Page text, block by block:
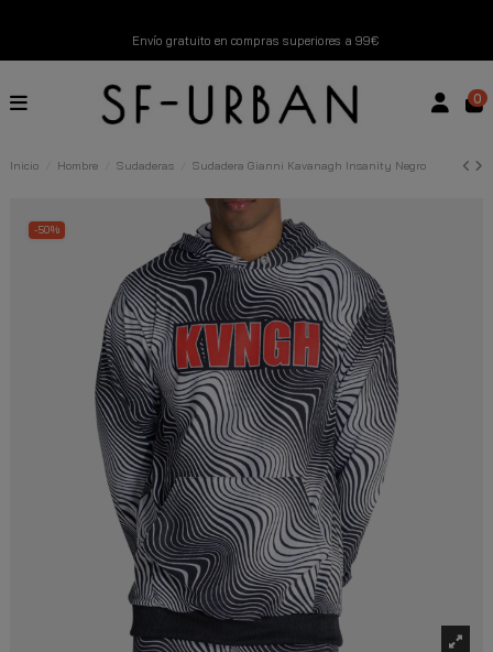
Nuevos productos disponibles esta semana
Descubre Nuestras Novedades
0
Inicio Hombre Sudaderas Sudadera Gianni Kavanagh Insanity Negro
-50%